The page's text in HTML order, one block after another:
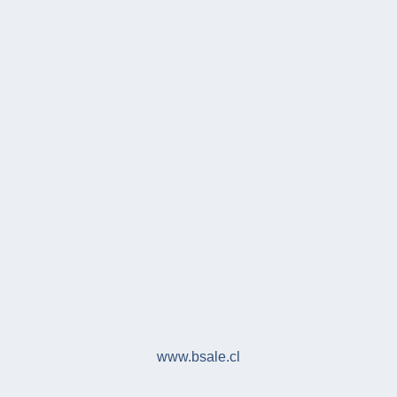
www.bsale.cl